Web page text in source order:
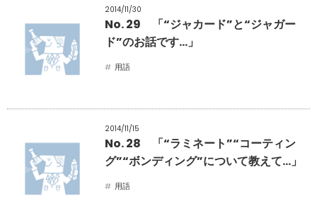
2014/11/30
No. 29 「“ジャカード”と“ジャガー
ド”のお話です…」
用語
2014/11/15
No. 28 「“ラミネート”“コーティン
グ”“ボンディング”について教えて…」
用語